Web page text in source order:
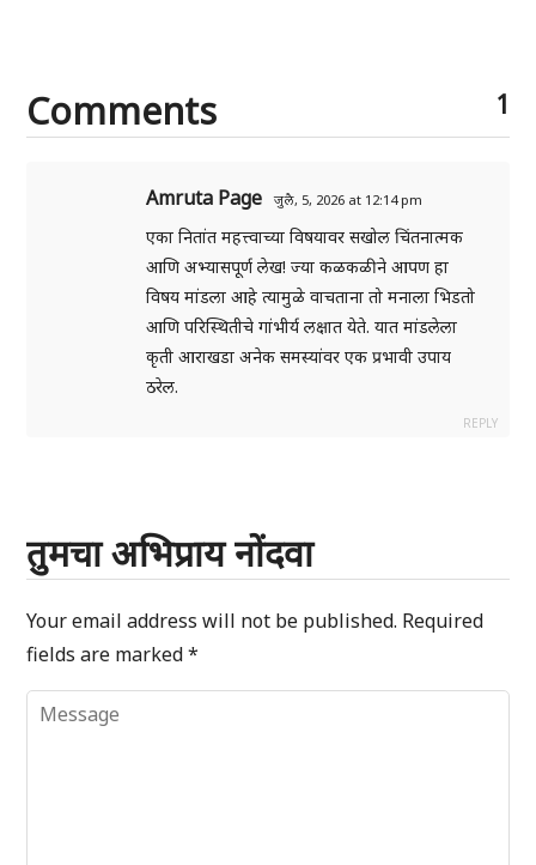
Comments 1
Amruta Page जुलै, 5, 2026 at 12:14 pm
एका नितांत महत्त्वाच्या विषयावर सखोल चिंतनात्मक
आणि अभ्यासपूर्ण लेख! ज्या कळकळीने आपण हा
विषय मांडला आहे त्यामुळे वाचताना तो मनाला भिडतो
आणि परिस्थितीचे गांभीर्य लक्षात येते. यात मांडलेला
कृती आराखडा अनेक समस्यांवर एक प्रभावी उपाय
ठरेल.
REPLY
तुमचा अभिप्राय नोंदवा
Your email address will not be published. Required
fields are marked*